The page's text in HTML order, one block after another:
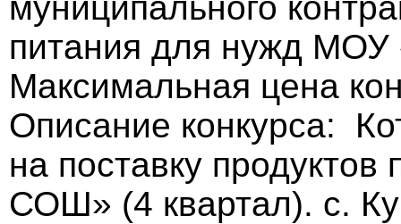
питания для нужд
Максимальная цена
Описание конкурса:
на поставку
СОШ» (4 квартал). с.